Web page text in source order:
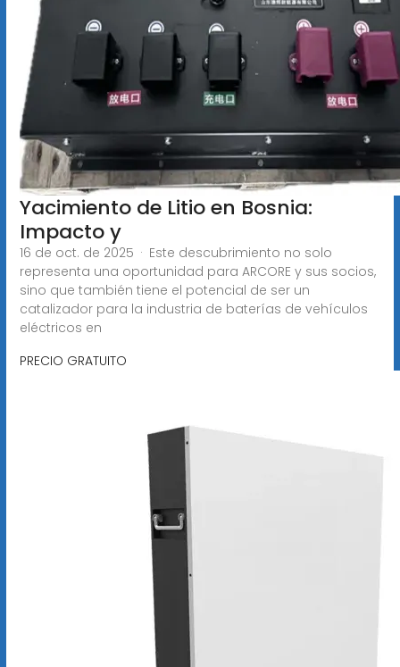
Yacimiento de Litio en Bosnia:
Impacto y
16 de oct. de 2025 · Este descubrimiento no solo
representa una oportunidad para ARCORE y sus socios,
sino que también tiene el potencial de ser un
catalizador para la industria de baterías de vehículos
eléctricos en
PRECIO GRATUITO